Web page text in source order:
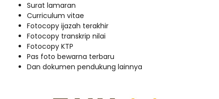
Surat lamaran
Curriculum vitae
Fotocopy ijazah terakhir
Fotocopy transkrip nilai
Fotocopy KTP
Pas foto bewarna terbaru
Dan dokumen pendukung lainnya